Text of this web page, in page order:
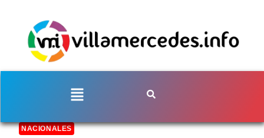
NACIONALES